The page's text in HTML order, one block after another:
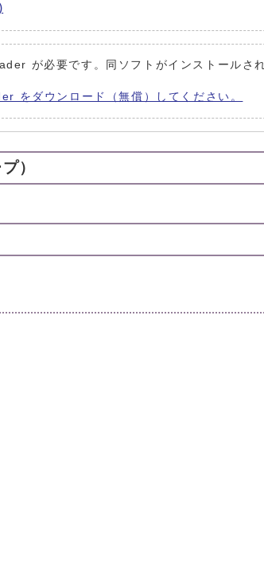
が必要です。同ソフトがインストールさ
をダウンロード（無償）してください。
）